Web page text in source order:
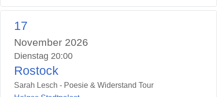
17
November 2026
Dienstag 20:00
Rostock
Sarah Lesch - Poesie & Widerstand Tour